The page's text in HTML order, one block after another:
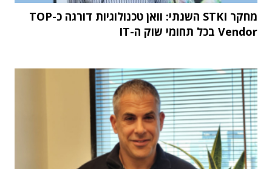
מחקר STKI השנתי: וואן טכנולוגיות דורגה כ-TOP
Vendor בכל תחומי שוק ה-IT